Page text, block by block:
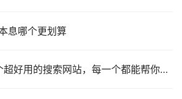
息哪个更划算
搜索网站，每一个都能帮你搜到稀奇古怪的宝贝资源